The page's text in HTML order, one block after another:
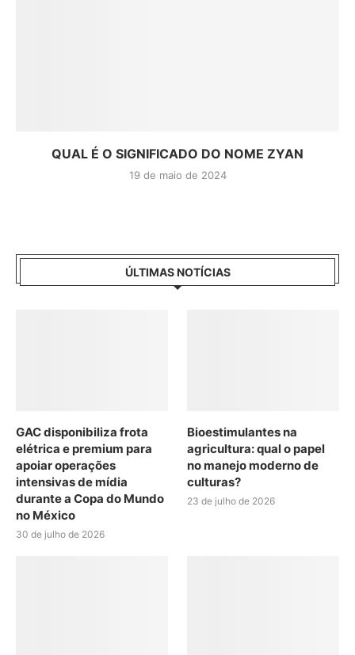
QUAL É O SIGNIFICADO DO NOME ZYAN
19 de maio de 2024
ÚLTIMAS NOTÍCIAS
GAC disponibiliza frota
elétrica e premium para
apoiar operações
intensivas de mídia
durante a Copa do Mundo
no México
30 de julho de 2026
Bioestimulantes na
agricultura: qual o papel
no manejo moderno de
culturas?
23 de julho de 2026